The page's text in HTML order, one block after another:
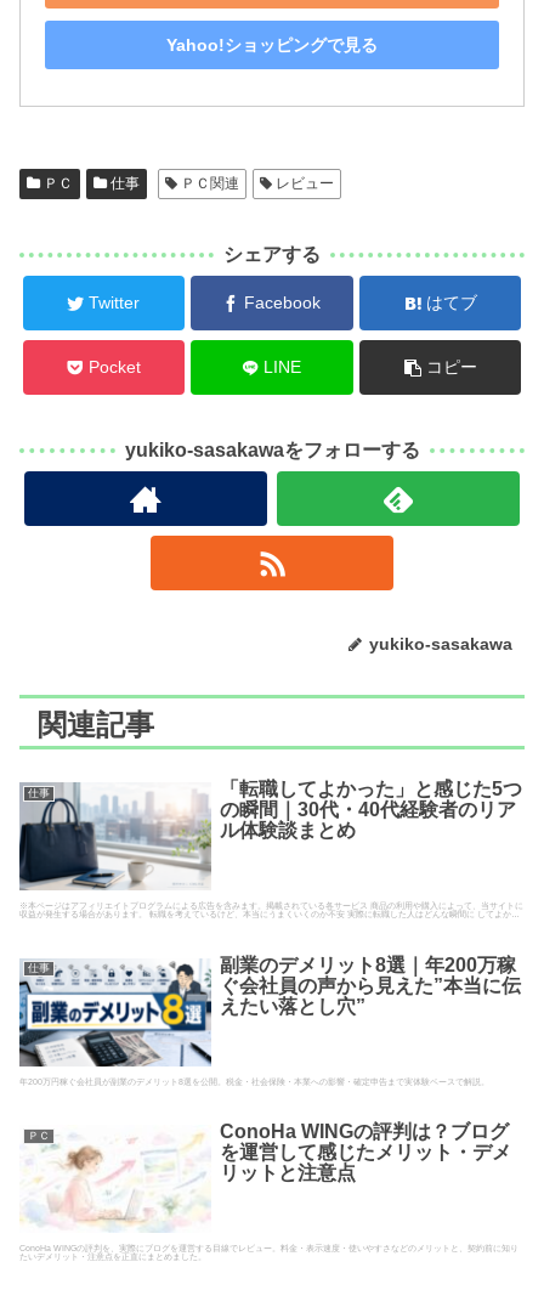
Yahoo!ショッピングで見る
ＰＣ 仕事 ＰＣ関連 レビュー
シェアする
Twitter Facebook はてブ
Pocket LINE コピー
yukiko-sasakawaをフォローする
yukiko-sasakawa
関連記事
仕事
「転職してよかった」と感じた5つ
の瞬間｜30代・40代経験者のリア
ル体験談まとめ
※本ページはアフィリエイトプログラムによる広告を含みます。掲載されている各サービス 商品の利用や購入によって、当サイトに
収益が発生する場合があります。 転職を考えているけど、本当にうまくいくのか不安 実際に転職した人はどんな瞬間に してよか…
仕事
副業のデメリット8選｜年200万稼
ぐ会社員の声から見えた”本当に伝
えたい落とし穴”
年200万円稼ぐ会社員が副業のデメリット8選を公開。税金・社会保険・本業への影響・確定申告まで実体験ベースで解説。
ＰＣ
ConoHa WINGの評判は？ブログ
を運営して感じたメリット・デメ
リットと注意点
ConoHa WINGの評判を、実際にブログを運営する目線でレビュー。料金・表示速度・使いやすさなどのメリットと、契約前に知り
たいデメリット・注意点を正直にまとめました。